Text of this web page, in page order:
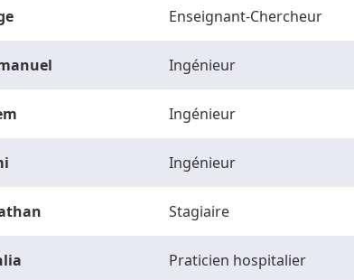
Enseignant-Chercheur
Ingénieur
Ingénieur
Ingénieur
Stagiaire
Praticien hospitalier